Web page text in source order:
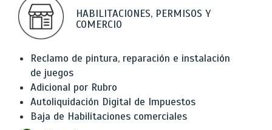
HABILITACIONES, PERMISOS Y
COMERCIO
Reclamo de pintura, reparación e instalación
de juegos
Adicional por Rubro
Autoliquidación Digital de Impuestos
Baja de Habilitaciones comerciales